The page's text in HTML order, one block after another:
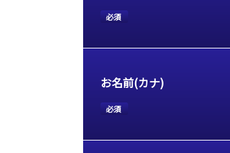
必須
お名前(カナ)
必須